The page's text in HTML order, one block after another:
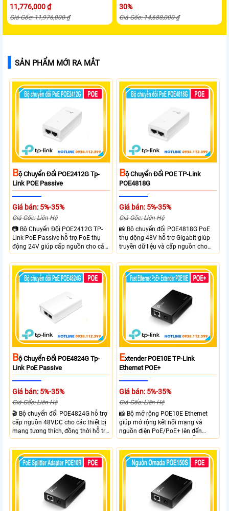
11,776,000 ₫
Giá Gốc: 11,976,000 ₫
30%
Giá Gốc: 14,688,000 ₫
SẢN PHẨM MỚI RA MẮT
BỘ Chuyển Đổi POE2412G Tp-
Link POE Passive
Giá bán: 5%-35%
Giá Gốc: Liên Hệ
📷 Bộ Chuyển Đổi POE2412G TP-
Link PoE Passive hỗ trợ PoE thụ
động 24V giúp cấp nguồn cho các
thiết bị mạng tương thích và truyền
dữ liệu tốc độ Gigabit. Trang bị 2
cổng RJ45 10/100/1000Mbps, hỗ
trợ tự động đàm phán và Auto
nguồn 24VDC, thiết kế gắn tường
tiện lợi và Plug and Play nhanh
chóng kết nối khi sử dụng.
BỘ Chuyển Đổi POE TP-Link
POE4818G
Giá bán: 5%-35%
Giá Gốc: Liên Hệ
📸 Bộ chuyển đổi POE4818G PoE
thụ động 48V hỗ trợ Gigabit giúp
truyền dữ liệu và cấp nguồn cho
thiết bị mạng tương thích. Trang bị
cổng dữ liệu vào và cổng PoE
RJ45 10/100/1000Mbps được bảo
vệ, nguồn AC 100~240V /
50~60Hz. Thiết kế gắn tường tiện
lợi Plug and Play không cần cấu
BỘ Chuyển Đổi POE4824G Tp-
Link PoE Passive
Giá bán: 5%-35%
Giá Gốc: Liên Hệ
🎬 Bộ chuyển đổi POE4824G hỗ trợ
cấp nguồn 48VDC cho các thiết bị
mạng tương thích, đồng thời hỗ trợ
tốc độ Gigabit giúp truyền dữ liệu
nhanh và ổn định. Có khả năng tự
động xác định yêu cầu về năng
lượng cần thiết, thiết kế gắn trần
tiện lợi và hoạt động theo cơ chế
Plug and Play.
EXtender POE10E TP-Link
Ethernet POE+
Giá bán: 5%-35%
Giá Gốc: Liên Hệ
📸 Bộ mở rộng POE10E Ethernet
giúp mở rộng kết nối mạng và
nguồn điện PoE/PoE+ lên đến
250m ở chế độ 10Mbps. Hỗ trợ
chuẩn IEEE 802.3af/at, công suất
đầu ra tối đa 20W và 2 cổng RJ45
10/100Mbps.